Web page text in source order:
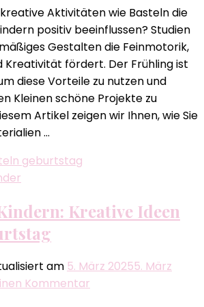
Blumen
basteln
mit
Kindern:
Kreative
Ideen
kreative Aktivitäten wie Basteln die
positiv beeinflussen? Studien
Gestalten die Feinmotorik,
Kreativität fördert. Der Frühling ist
diese Vorteile zu nutzen und
Kleinen schöne Projekte zu
Artikel zeigen wir Ihnen, wie Sie
…
Kreative Ideen
am 5. März 20255. März
Kommentar